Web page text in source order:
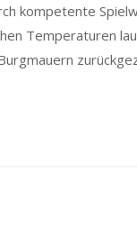
kompetente
Temperaturen